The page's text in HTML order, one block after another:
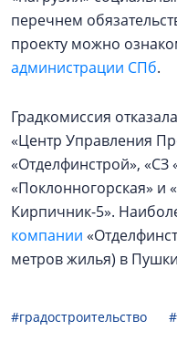
перечнем
проекту можно
администрации СПб.
Градкомиссия
«Центр Управления
«Отделфинстрой», «СЗ
«Поклонногорская» и
Кирпичник-5».
компании
метров жилья) в
#градостроительство